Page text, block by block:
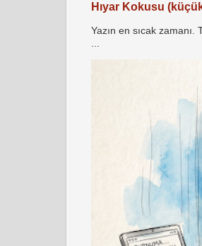
Hıyar Kokusu
Yazın en sıcak